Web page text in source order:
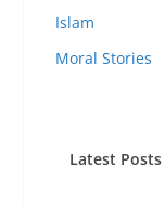
Islam
Moral Stories
Latest Posts